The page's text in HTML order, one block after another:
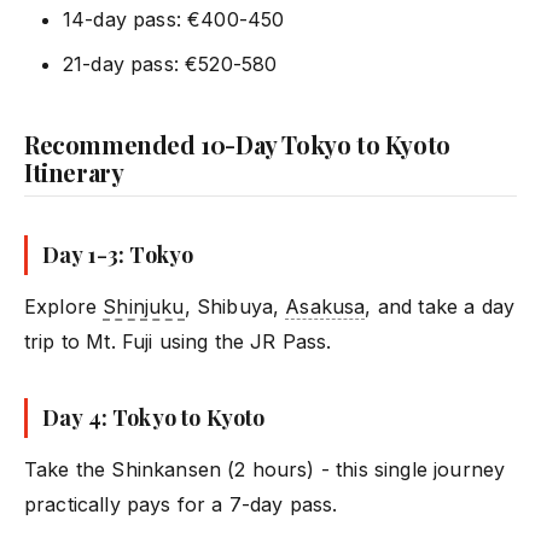
14-day pass: €400-450
21-day pass: €520-580
Recommended 10-Day Tokyo to Kyoto
Itinerary
Day 1-3: Tokyo
Explore Shinjuku, Shibuya, Asakusa, and take a day
trip to Mt. Fuji using the JR Pass.
Day 4: Tokyo to Kyoto
Take the Shinkansen (2 hours) - this single journey
practically pays for a 7-day pass.